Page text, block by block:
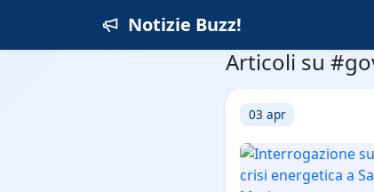
Notizie Buzz!
Articoli su
03 apr